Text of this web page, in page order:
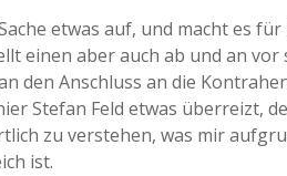
etwas auf, und macht es
einen aber auch ab und an vor
den Anschluss an die
Stefan Feld etwas überreizt,
zu verstehen, was mir
ist.